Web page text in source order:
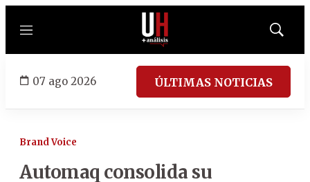
Menú
Mostrar
07 ago 2026 ÚLTIMAS NOTICIAS
Brand Voice
Automaq consolida su